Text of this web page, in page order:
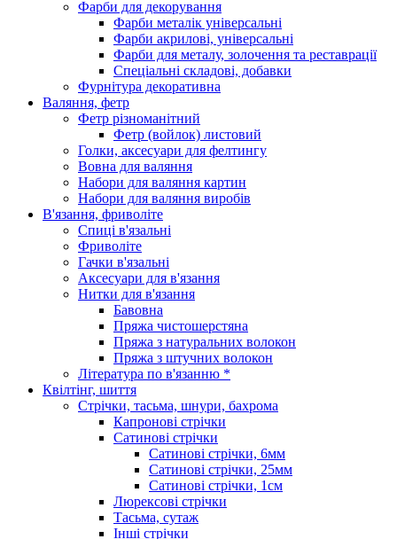
Фарби для декорування
Фарби металік універсальні
Фарби акрилові, універсальні
Фарби для металу, золочення та реставрації
Спеціальні складові, добавки
Фурнітура декоративна
Валяння, фетр
Фетр різноманітний
Фетр (войлок) листовий
Голки, аксесуари для фелтингу
Вовна для валяння
Набори для валяння картин
Набори для валяння виробів
В'язання, фриволіте
Спиці в'язальні
Фриволіте
Гачки в'язальні
Аксесуари для в'язання
Нитки для в'язання
Бавовна
Пряжа чистошерстяна
Пряжа з натуральних волокон
Пряжа з штучних волокон
Література по в'язанню *
Квілтінг, шиття
Стрічки, тасьма, шнури, бахрома
Капронові стрічки
Сатинові стрічки
Сатинові стрічки, 6мм
Сатинові стрічки, 25мм
Сатинові стрічки, 1см
Люрексові стрічки
Тасьма, сутаж
Інші стрічки